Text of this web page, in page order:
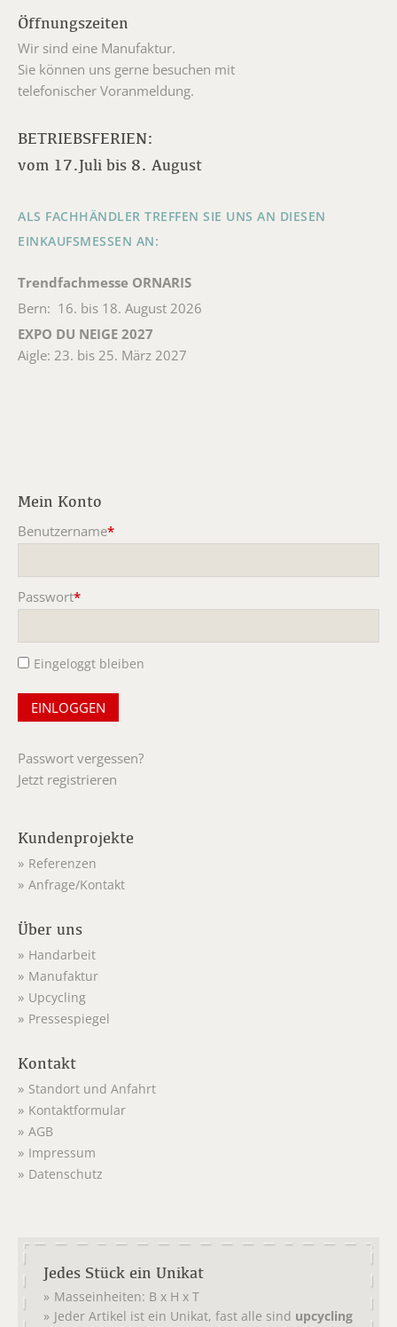
Öffnungszeiten
Wir sind eine Manufaktur.
Sie können uns gerne besuchen mit
telefonischer Voranmeldung.
BETRIEBSFERIEN:
vom 17.Juli bis 8. August
ALS FACHHÄNDLER TREFFEN SIE UNS AN DIESEN
EINKAUFSMESSEN AN:
Trendfachmesse ORNARIS
Bern: 16. bis 18. August 2026
EXPO DU NEIGE 2027
Aigle: 23. bis 25. März 2027
Mein Konto
Benutzername*
Passwort*
Eingeloggt bleiben
Passwort vergessen?
Jetzt registrieren
Kundenprojekte
Referenzen
Anfrage/Kontakt
Über uns
Handarbeit
Manufaktur
Upcycling
Pressespiegel
Kontakt
Standort und Anfahrt
Kontaktformular
AGB
Impressum
Datenschutz
Jedes Stück ein Unikat
Masseinheiten: B x H x T
Jeder Artikel ist ein Unikat, fast alle sind upcycling